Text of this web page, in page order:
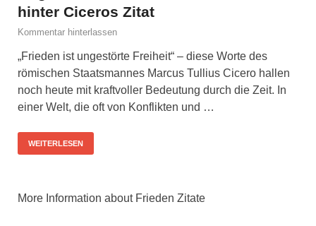
hinter Ciceros Zitat
Kommentar hinterlassen
„Frieden ist ungestörte Freiheit“ – diese Worte des
römischen Staatsmannes Marcus Tullius Cicero hallen
noch heute mit kraftvoller Bedeutung durch die Zeit. In
einer Welt, die oft von Konflikten und …
WEITERLESEN
More Information about Frieden Zitate